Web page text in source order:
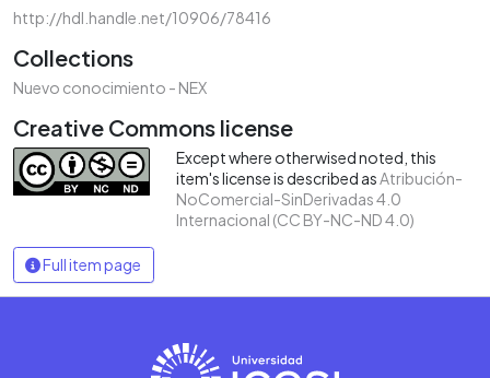
http://hdl.handle.net/10906/78416
Collections
Nuevo conocimiento - NEX
Creative Commons license
Except where otherwised noted, this
item's license is described asAtribución-
NoComercial-SinDerivadas 4.0
Internacional (CC BY-NC-ND 4.0)
Full item page